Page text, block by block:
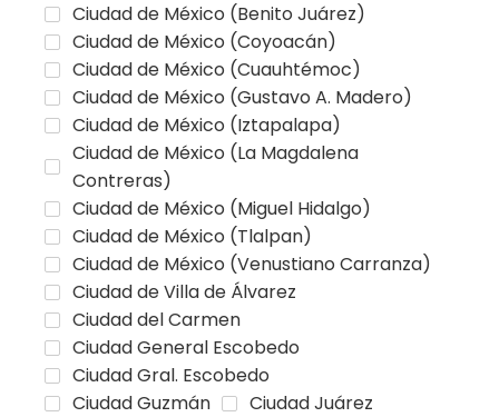
Ciudad de México (Benito Juárez)
Ciudad de México (Coyoacán)
Ciudad de México (Cuauhtémoc)
Ciudad de México (Gustavo A. Madero)
Ciudad de México (Iztapalapa)
Ciudad de México (La Magdalena
Contreras)
Ciudad de México (Miguel Hidalgo)
Ciudad de México (Tlalpan)
Ciudad de México (Venustiano Carranza)
Ciudad de Villa de Álvarez
Ciudad del Carmen
Ciudad General Escobedo
Ciudad Gral. Escobedo
Ciudad Guzmán
Ciudad Juárez